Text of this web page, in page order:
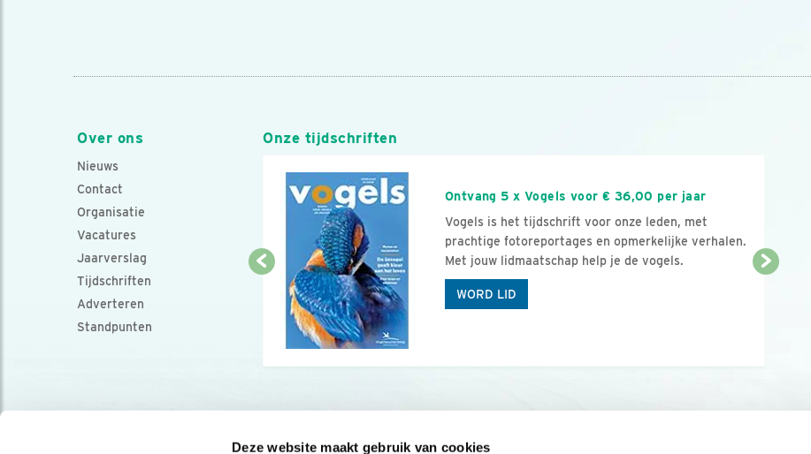
Deze website maakt gebruik van cookies
Over ons
Nieuws
Contact
Organisatie
Vacatures
Jaarverslag
Tijdschriften
Adverteren
Standpunten
Onze tijdschriften
Ontvang 5 x Vogels voor € 36,00 per jaar
Vogels is het tijdschrift voor onze leden, met
prachtige fotoreportages en opmerkelijke verhalen.
Met jouw lidmaatschap help je de vogels.
WORD LID